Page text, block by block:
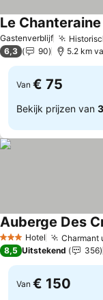
Gastenverblijf
Le Chanteraine
6,3 90 5.2 km
Van € 75
Bekijk prijzen van
3 SterrenHotel Charmant
Auberge Des
8,5 Uitstekend 356
Van € 150